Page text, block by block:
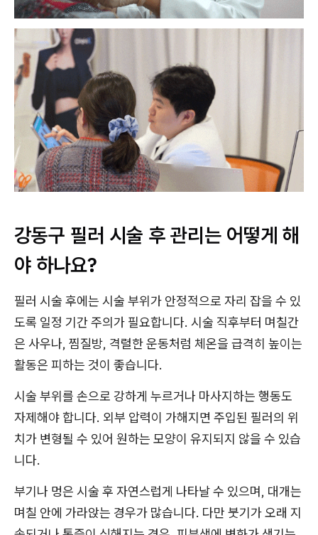
강동구 필러 시술 후 관리는 어떻게 해
야 하나요?
필러 시술 후에는 시술 부위가 안정적으로 자리 잡을 수 있
도록 일정 기간 주의가 필요합니다. 시술 직후부터 며칠간
은 사우나, 찜질방, 격렬한 운동처럼 체온을 급격히 높이는
활동은 피하는 것이 좋습니다.
시술 부위를 손으로 강하게 누르거나 마사지하는 행동도
자제해야 합니다. 외부 압력이 가해지면 주입된 필러의 위
치가 변형될 수 있어 원하는 모양이 유지되지 않을 수 있습
니다.
부기나 멍은 시술 후 자연스럽게 나타날 수 있으며, 대개는
며칠 안에 가라앉는 경우가 많습니다. 다만 붓기가 오래 지